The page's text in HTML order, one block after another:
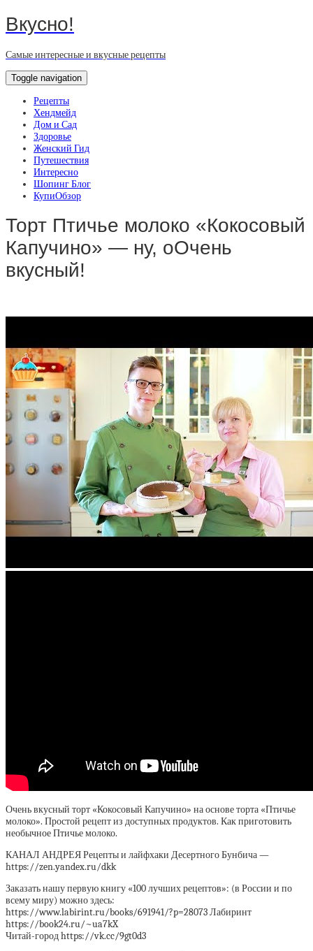
Вкусно!
Самые интересные и вкусные рецепты
Toggle navigation
Рецепты
Хендмейд
Дом и Сад
Здоровье
Женский Гид
Путешествия
Интересно
Шопинг Блог
КупиОбзор
Торт Птичье молоко «Кокосовый
Капучино» — ну, оОчень
вкусный!
Очень вкусный торт «Кокосовый Капучино» на основе торта «Птичье
молоко». Простой рецепт из доступных продуктов. Как приготовить
необычное Птичье молоко.
КАНАЛ АНДРЕЯ Рецепты и лайфхаки Десертного Бунбича —
https://zen.yandex.ru/dkk
Заказать нашу первую книгу «100 лучших рецептов»: (в России и по
всему миру) можно здесь:
https://www.labirint.ru/books/691941/?p=28073 Лабиринт
https://book24.ru/~ua7kX
Читай-город https://vk.cc/9gt0d3